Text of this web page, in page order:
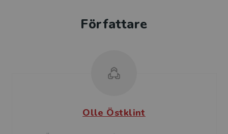
formler och beräkningar.Författare
Olle Östklint